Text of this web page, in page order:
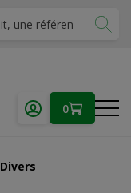
0
Divers